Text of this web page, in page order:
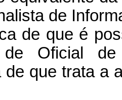
de
de que é
Oficial de
de que trata a